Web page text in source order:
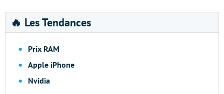
🔥 Les Tendances
Prix RAM
Apple iPhone
Nvidia